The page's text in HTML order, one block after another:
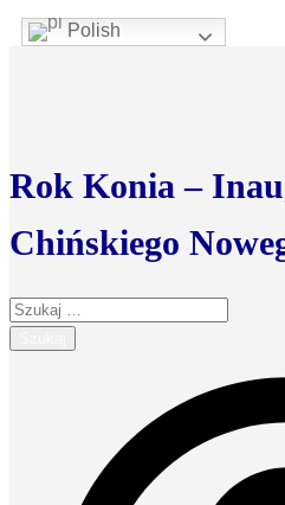
Polish
Rok Konia –
Chińskiego
Szukaj: